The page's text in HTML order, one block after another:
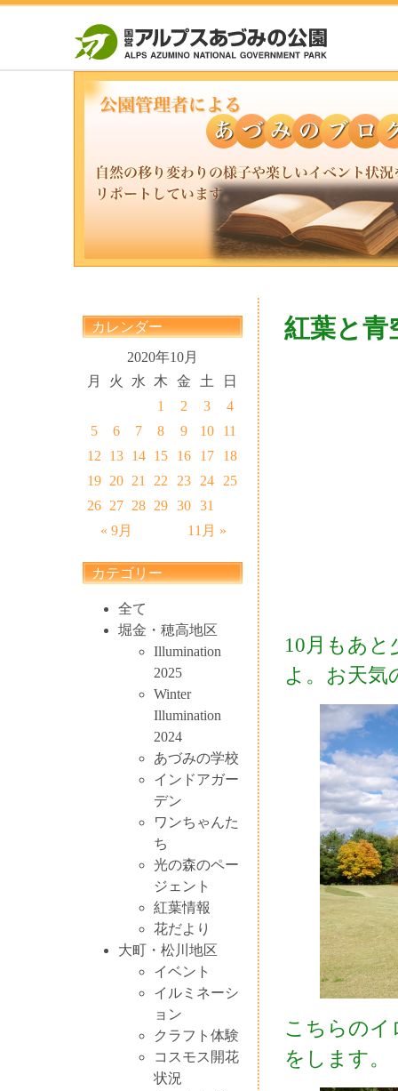
カレンダー
2020年10月
月
火 水 木 金 土 日
« 9月 11月 »
1 2 3
4
5
6 7 8 9 10
11
12
13 14 15 16 17
18
19 20 21 22 23 24
25
26 27 28 29 30 31
カテゴリー
全て
堀金・穂高地区
Illumination
2025
Winter
Illumination
2024
あづみの学校
インドアガー
デン
ワンちゃんた
ち
光の森のペー
ジェント
紅葉情報
花だより
大町・松川地区
イベント
イルミネーシ
ョン
クラフト体験
コスモス開花
状況
紅葉と青
10月もあ
よ。お天気
こちらのイ
をします。